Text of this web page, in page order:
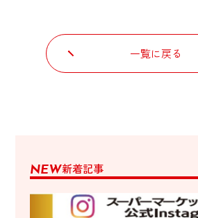
一覧に戻る
NEW新着記事